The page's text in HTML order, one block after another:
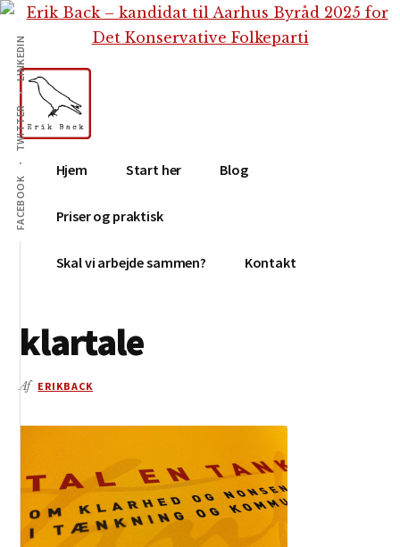
Skip
indhold
Gå
primær
sidebar
Skip
footer
Additional
menu
FACEBOOK
TWITTER
LINKEDIN
Erik
Back
Tekstforfatter,
content
creation,
blog,
medier
Hjem Start her Blog
Priser og praktisk
Skal vi arbejde sammen? Kontakt
klartale
Af ERIKBACK